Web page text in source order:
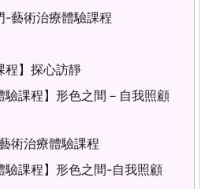
-藝術治療體驗課程
程】探心訪靜
驗課程】形色之間－自我照顧
術治療體驗課程
驗課程】形色之間-自我照顧